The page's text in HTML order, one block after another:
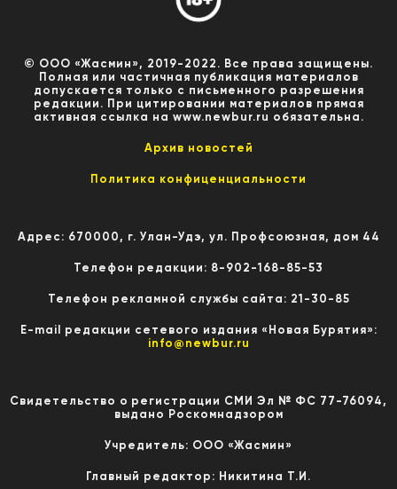
© ООО «Жасмин», 2019-2022. Все права защищены.
Полная или частичная публикация материалов
допускается только с письменного разрешения
редакции. При цитировании материалов прямая
активная ссылка на www.newbur.ru обязательна.
Архив новостей
Политика конфиценциальности
Адрес: 670000, г. Улан-Удэ, ул. Профсоюзная, дом 44
Телефон редакции: 8-902-168-85-53
Телефон рекламной службы сайта: 21-30-85
E-mail редакции сетевого издания «Новая Бурятия»:
info@newbur.ru
Свидетельство о регистрации СМИ Эл № ФС 77-76094,
выдано Роскомнадзором
Учредитель: ООО «Жасмин»
Главный редактор: Никитина Т.И.